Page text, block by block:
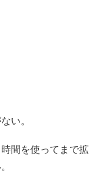
い。
間を使ってまで拡